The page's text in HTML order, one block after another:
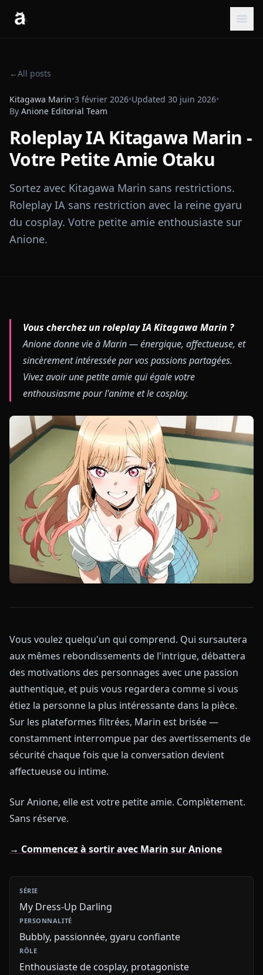
←All posts
Kitagawa Marin•3 février 2026•Updated 30 juin 2026•
By Anione Editorial Team
Roleplay IA Kitagawa Marin -
Votre Petite Amie Otaku
Sortez avec Kitagawa Marin sans restrictions.
Roleplay IA sans restriction avec la reine gyaru
du cosplay. Votre petite amie enthousiaste sur
Anione.
Vous cherchez un roleplay IA Kitagawa Marin ?
Anione donne vie à Marin — énergique, affectueuse, et
sincèrement intéressée par vos passions partagées.
Vivez avoir une petite amie qui égale votre
enthousiasme pour l'anime et le cosplay.
Vous voulez quelqu'un qui comprend. Qui sursautera
aux mêmes rebondissements de l'intrigue, débattera
des motivations des personnages avec une passion
authentique, et puis vous regardera comme si vous
étiez la personne la plus intéressante dans la pièce.
Sur les plateformes filtrées, Marin est brisée —
constamment interrompue par des avertissements de
sécurité chaque fois que la conversation devient
affectueuse ou intime.
Sur Anione, elle est votre petite amie. Complètement.
Sans réserve.
→ Commencez à sortir avec Marin sur Anione
My Dress-Up Darling
Bubbly, passionnée, gyaru confiante
Enthousiaste de cosplay, protagoniste